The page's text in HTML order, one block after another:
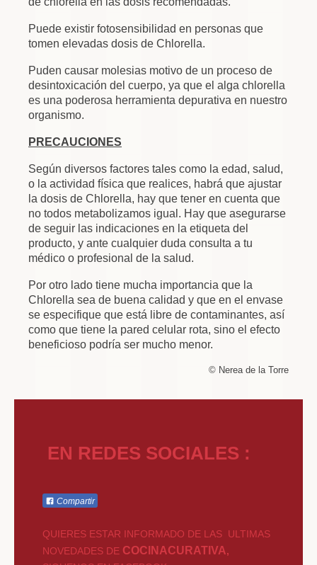
Puede existir fotosensibilidad en personas que
tomen elevadas dosis de Chlorella.
Puden causar molesias motivo de un proceso de
desintoxicación del cuerpo, ya que el alga chlorella
es una poderosa herramienta depurativa en nuestro
organismo.
PRECAUCIONES
Según diversos factores tales como la edad, salud,
o la actividad física que realices, habrá que ajustar
la dosis de Chlorella, hay que tener en cuenta que
no todos metabolizamos igual. Hay que asegurarse
de seguir las indicaciones en la etiqueta del
producto, y ante cualquier duda consulta a tu
médico o profesional de la salud.
Por otro lado tiene mucha importancia que la
Chlorella sea de buena calidad y que en el envase
se especifique que está libre de contaminantes, así
como que tiene la pared celular rota, sino el efecto
beneficioso podría ser mucho menor.
© Nerea de la Torre
EN REDES SOCIALES :
Compartir
QUIERES ESTAR INFORMADO DE LAS ULTIMAS
NOVEDADES DE COCINACURATIVA,